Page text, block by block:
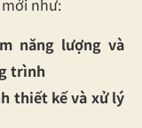
như:
năng lượng và
trình
thiết kế và xử lý